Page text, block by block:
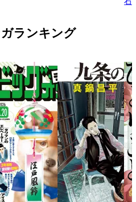
ランキング